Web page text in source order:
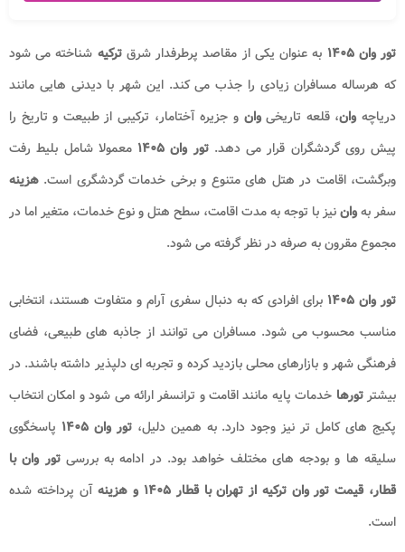
تور وان ۱۴۰۵ به عنوان یکی از مقاصد پرطرفدار شرقترکیه شناخته می شود
که هرساله مسافران زیادی را جذب می کند. این شهر با دیدنی هایی مانند
دریاچه وان، قلعه تاریخیوانو جزیره آختامار، ترکیبی از طبیعت و تاریخ را
پیش روی گردشگران قرار می دهد.تور وان ۱۴۰۵
معمولا شامل بلیط رفت
وبرگشت، اقامت در هتل های متنوع و برخی خدمات گردشگری است. هزینه
سفر بهواننیز با توجه به مدت اقامت، سطح هتل و نوع خدمات، متغیر اما در
مجموع مقرون به صرفه در نظر گرفته می شود.
تور وان ۱۴۰۵
برای افرادی که به دنبال سفری آرام و متفاوت هستند، انتخابی
مناسب محسوب می شود. مسافران می توانند از جاذبه های طبیعی، فضای
فرهنگی شهر و بازارهای محلی بازدید کرده و تجربه ای دلپذیر داشته باشند. در
بیشترتورها خدمات پایه مانند اقامت و ترانسفر ارائه می شود و امکان انتخاب
پکیج های کامل تر نیز وجود دارد. به همین دلیل،تور وان ۱۴۰۵
پاسخگوی
سلیقه ها و بودجه های مختلف خواهد بود. در ادامه به بررسی تور وان با
قطار، قیمت تور وان ترکیه از تهران با قطار ۱۴۰۵ و هزینه
آن پرداخته شده
است.